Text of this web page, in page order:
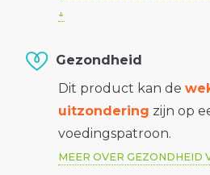
Gezondheid
Dit product kan de
uitzondering zijn op
voedingspatroon.
MEER OVER GEZONDHEID